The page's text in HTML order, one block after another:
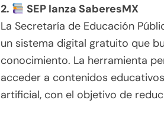
2.
SEP lanza SaberesMX
La Secretaría de Educación
un sistema digital gratuito que
conocimiento. La herramienta
acceder a contenidos
artificial, con el objetivo de